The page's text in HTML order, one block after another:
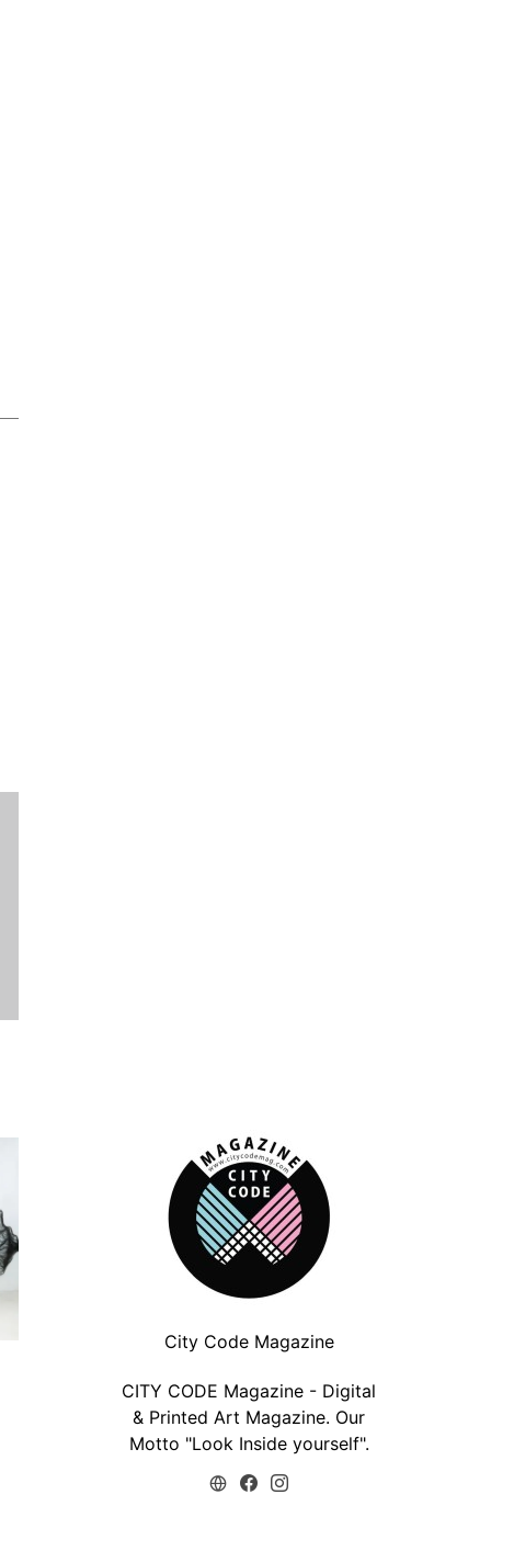
(Συνέντευξη)
City Code Magazine
CITY CODE Magazine - Digital
& Printed Art Magazine. Our
Motto "Look Inside yourself".